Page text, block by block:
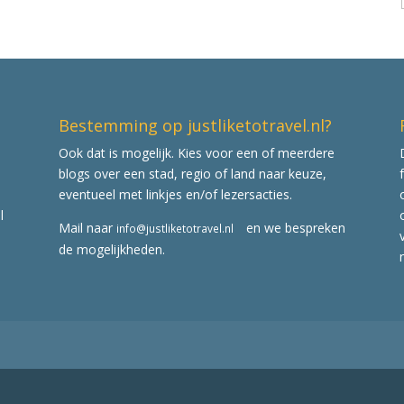
Bestemming op justliketotravel.nl?
Ook dat is mogelijk. Kies voor een of meerdere
blogs over een stad, regio of land naar keuze,
eventueel met linkjes en/of lezersacties.
Mail naar info@justliketotravel.nl
en we bespreken
de mogelijkheden.